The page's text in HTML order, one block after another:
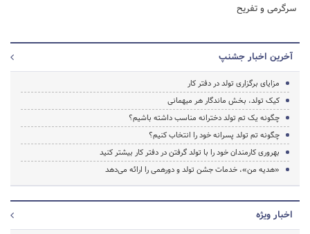
سرگرمی و تفریح
آخرین اخبار جشنپ
مزایای برگزاری تولد در دفتر کار
کیک تولد، بخش ماندگار هر میهمانی
چگونه یک تم تولد دخترانه مناسب داشته باشیم؟
چگونه تم تولد پسرانه خود را انتخاب کنیم؟
بهروری کارمندان خود را با تولد گرفتن در دفتر کار بیشتر کنید
«هدیه من»، خدمات جشن تولد و دورهمی را ارائه می‌دهد
اخبار ویژه